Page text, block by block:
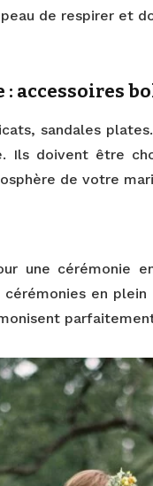
de respirer et
: accessoires
sandales
Ils doivent être
de votre
une cérémonie
en